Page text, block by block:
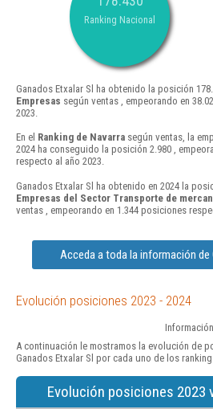
Ranking Nacional
Ganados Etxalar Sl ha obtenido la posición
Empresas según ventas , empeorando en
2023.
En el Ranking de Navarra según ventas, la
2024 ha conseguido la posición 2.980 ,
respecto al año 2023.
Ganados Etxalar Sl ha obtenido en 2024 la
Empresas del Sector Transporte de
ventas , empeorando en 1.344 posiciones
Acceda a toda la información de
Evolución posiciones 2023 - 2024
A continuación le mostramos la evolución de
Ganados Etxalar Sl por cada uno de los
Evolución posiciones 2023